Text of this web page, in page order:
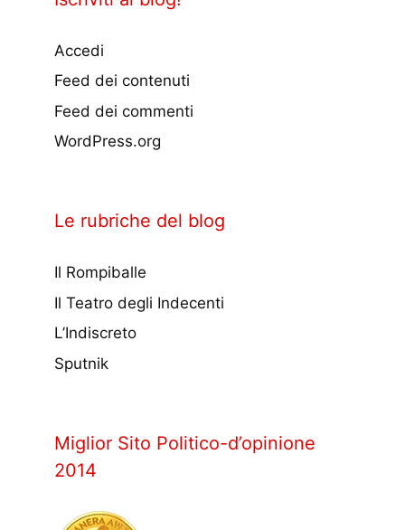
Accedi
Feed dei contenuti
Feed dei commenti
WordPress.org
Le rubriche del blog
Il Rompiballe
Il Teatro degli Indecenti
L’Indiscreto
Sputnik
Miglior Sito Politico-d’opinione
2014